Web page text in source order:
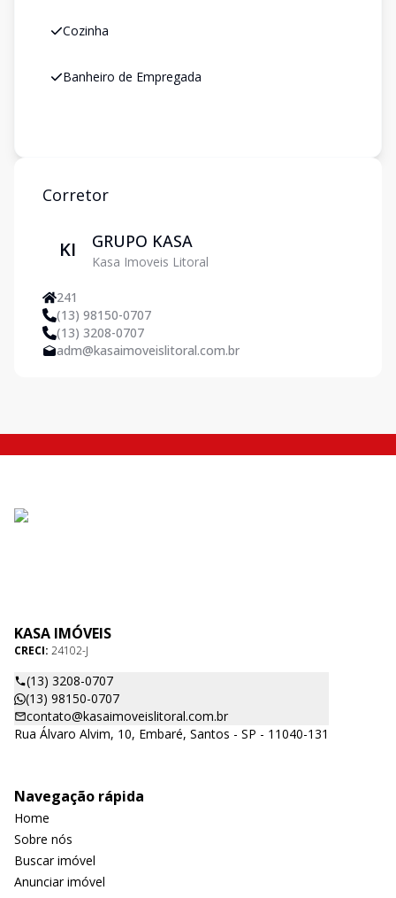
Cozinha
Banheiro de Empregada
Corretor
KI GRUPO KASA
Kasa Imoveis Litoral
241
(13) 98150-0707
(13) 3208-0707
adm@kasaimoveislitoral.com.br
KASA IMÓVEIS
CRECI: 24102-J
(13) 3208-0707
(13) 98150-0707
contato@kasaimoveislitoral.com.br
Rua Álvaro Alvim, 10, Embaré, Santos - SP - 11040-131
Navegação rápida
Home
Sobre nós
Buscar imóvel
Anunciar imóvel